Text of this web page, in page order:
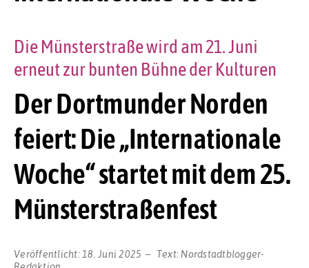
Der Dortmunder Norden
feiert: Die „Internationale
Woche“ startet mit dem 25.
Münsterstraßenfest
Die Münsterstraße wird am 21. Juni
erneut zur bunten Bühne der Kulturen
Veröffentlicht: 18. Juni 2025 Text: Nordstadtblogger-